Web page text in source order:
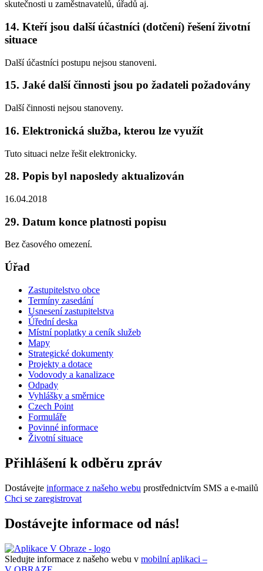
skutečnosti u zaměstnavatelů, úřadů aj.
14. Kteří jsou další účastníci (dotčení) řešení životní
situace
Další účastníci postupu nejsou stanoveni.
15. Jaké další činnosti jsou po žadateli požadovány
Další činnosti nejsou stanoveny.
16. Elektronická služba, kterou lze využít
Tuto situaci nelze řešit elektronicky.
28. Popis byl naposledy aktualizován
16.04.2018
29. Datum konce platnosti popisu
Bez časového omezení.
Úřad
Zastupitelstvo obce
Termíny zasedání
Usnesení zastupitelstva
Úřední deska
Místní poplatky a ceník služeb
Mapy
Strategické dokumenty
Projekty a dotace
Vodovody a kanalizace
Odpady
Vyhlášky a směrnice
Czech Point
Formuláře
Povinné informace
Životní situace
Přihlášení k odběru zpráv
Dostávejte informace z našeho webu prostřednictvím SMS a e-mailů
Chci se zaregistrovat
Dostávejte informace od nás!
Sledujte informace z našeho webu v mobilní aplikaci –